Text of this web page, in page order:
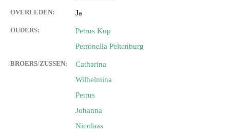
OVERLEDEN: Ja
OUDERS:
Petrus Kop
Petronella Peltenburg
BROERS/ZUSSEN:
Catharina
Wilhelmina
Petrus
Johanna
Nicolaas